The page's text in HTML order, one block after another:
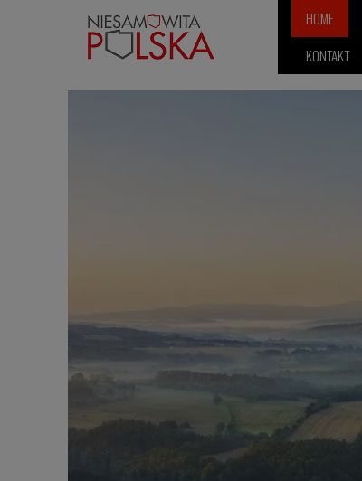
HOME
KONTAKT